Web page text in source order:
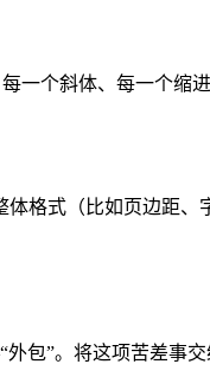
一个斜体、每一个
体格式（比如页边距、
包”。将这项苦差事交